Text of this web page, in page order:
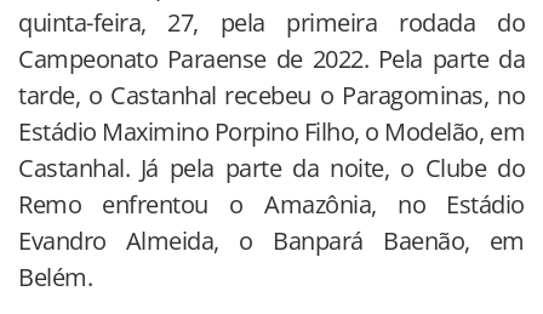
quinta-feira, 27, pela primeira rodada do
Campeonato Paraense de 2022. Pela parte da
tarde, o Castanhal recebeu o Paragominas, no
Estádio Maximino Porpino Filho, o Modelão, em
Castanhal. Já pela parte da noite, o Clube do
Remo enfrentou o Amazônia, no Estádio
Evandro Almeida, o Banpará Baenão, em
Belém.